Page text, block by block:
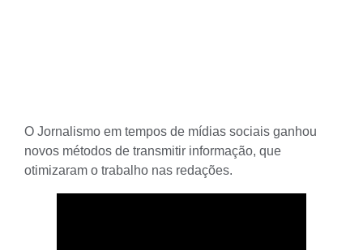
O Jornalismo em tempos de mídias sociais ganhou
novos métodos de transmitir informação, que
otimizaram o trabalho nas redações.